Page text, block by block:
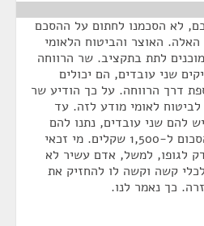
לא הסכמנו לחתום על ההסכם
האוצר והביטוח הלאומי
לתת בתקציב. שר הרווחה
שני עובדים, הם יכולים
שקלים תוספת דרך הרווחה. על כך הודיע שר
לאומי מודע לזה. עד
להם שני עובדים, נתנו להם
1,200 שקלים, הגדילו את הסכום ל-1,500 שקלים. מי זכאי
לגופו, למשל, אדם עשיר לא
קשה וקשה לו להחזיק את
כך נאמר לנו.